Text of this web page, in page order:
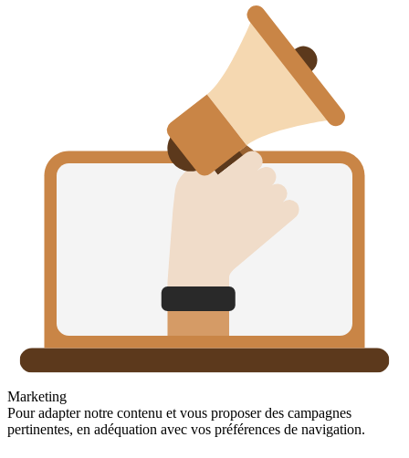
Marketing
Pour adapter notre contenu et vous proposer des campagnes
pertinentes, en adéquation avec vos préférences de navigation.